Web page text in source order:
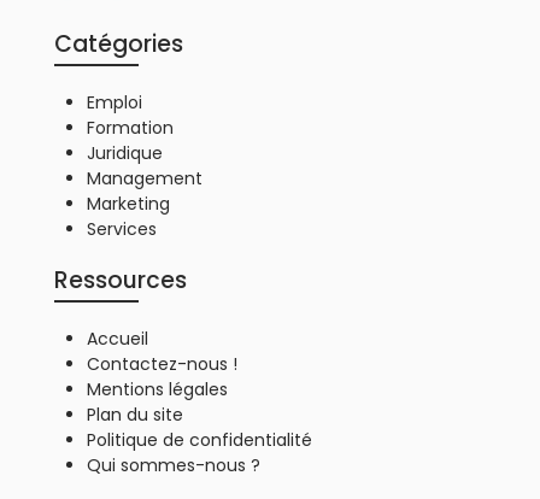
Catégories
Emploi
Formation
Juridique
Management
Marketing
Services
Ressources
Accueil
Contactez-nous !
Mentions légales
Plan du site
Politique de confidentialité
Qui sommes-nous ?